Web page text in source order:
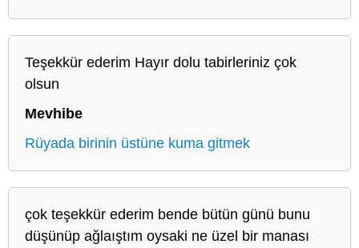
Teşekkür ederim Hayır dolu tabirleriniz çok
olsun
Mevhibe
Rüyada birinin üstüne kuma gitmek
çok teşekkür ederim bende bütün günü bunu
düşünüp ağlaıştım oysaki ne üzel bir manası